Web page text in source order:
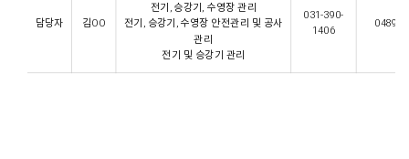
담당자 김OO
전기, 승강기, 수영장 관리
전기, 승강기, 수영장 안전관리 및 공사
관리
전기 및 승강기 관리
031-390-
1406